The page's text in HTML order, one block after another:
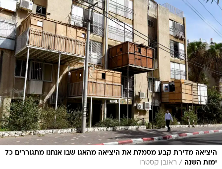
היציאה מדירת קבע מסמלת את היציאה מהאגו שבו אנחנו מתגוררים כל
ימות השנה / ראובן קסטרו